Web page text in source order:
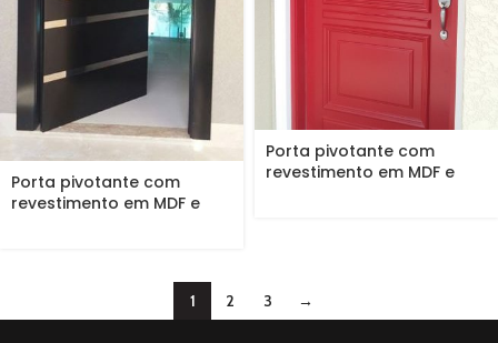
Porta pivotante com
revestimento em MDF e
Porta pivotante com
revestimento em MDF e
1 2 3 →